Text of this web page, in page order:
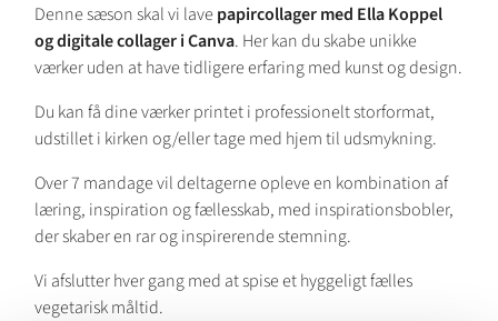
Denne sæson skal vi lave papircollager med Ella Koppel
og digitale collager i Canva. Her kan du skabe unikke
værker uden at have tidligere erfaring med kunst og design.
Du kan få dine værker printet i professionelt storformat,
udstillet i kirken og/eller tage med hjem til udsmykning.
Over 7 mandage vil deltagerne opleve en kombination af
læring, inspiration og fællesskab, med inspirationsbobler,
der skaber en rar og inspirerende stemning.
Vi afslutter hver gang med at spise et hyggeligt fælles
vegetarisk måltid.